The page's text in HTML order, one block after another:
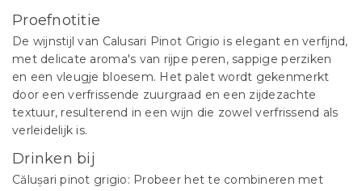
Proefnotitie
De wijnstijl van Calusari Pinot Grigio is elegant en verfijnd,
met delicate aroma's van rijpe peren, sappige perziken
en een vleugje bloesem. Het palet wordt gekenmerkt
door een verfrissende zuurgraad en een zijdezachte
textuur, resulterend in een wijn die zowel verfrissend als
verleidelijk is.
Drinken bij
Călușari pinot grigio: Probeer het te combineren met